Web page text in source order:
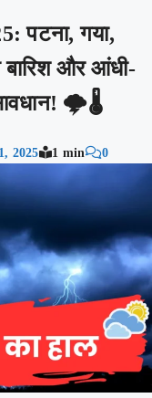
पटना, गया,
बारिश और आंधी-
🌩️🌡️
2025 1 min 0